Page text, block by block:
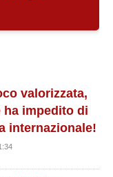
valorizzata,
ha impedito di
internazionale!